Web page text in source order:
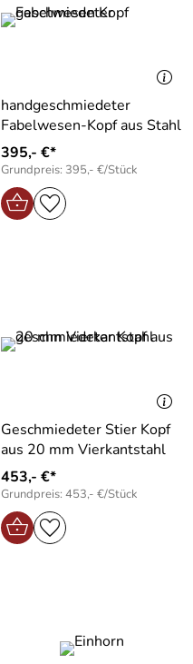
handgeschmiedeter
Fabelwesen-Kopf aus Stahl
395,- €*
Grundpreis: 395,- €/Stück
Geschmiedeter Stier Kopf
aus 20 mm Vierkantstahl
453,- €*
Grundpreis: 453,- €/Stück